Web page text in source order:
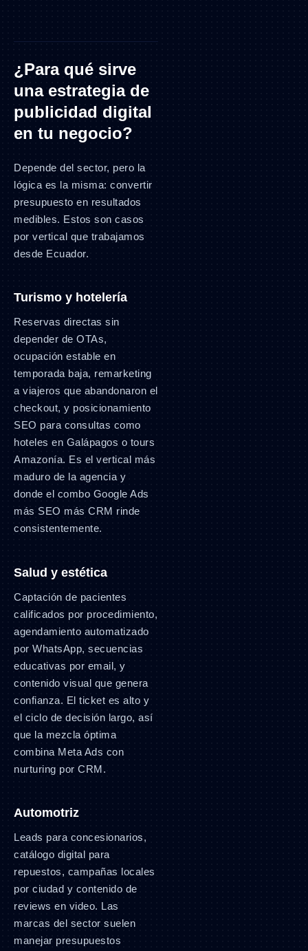
¿Para qué sirve
una estrategia de
publicidad digital
en tu negocio?
Depende del sector, pero la
lógica es la misma: convertir
presupuesto en resultados
medibles. Estos son casos
por vertical que trabajamos
desde Ecuador.
Turismo y hotelería
Reservas directas sin
depender de OTAs,
ocupación estable en
temporada baja, remarketing
a viajeros que abandonaron el
checkout, y posicionamiento
SEO para consultas como
hoteles en Galápagos o tours
Amazonía. Es el vertical más
maduro de la agencia y
donde el combo Google Ads
más SEO más CRM rinde
consistentemente.
Salud y estética
Captación de pacientes
calificados por procedimiento,
agendamiento automatizado
por WhatsApp, secuencias
educativas por email, y
contenido visual que genera
confianza. El ticket es alto y
el ciclo de decisión largo, así
que la mezcla óptima
combina Meta Ads con
nurturing por CRM.
Automotriz
Leads para concesionarios,
catálogo digital para
repuestos, campañas locales
por ciudad y contenido de
reviews en video. Las
marcas del sector suelen
manejar presupuestos